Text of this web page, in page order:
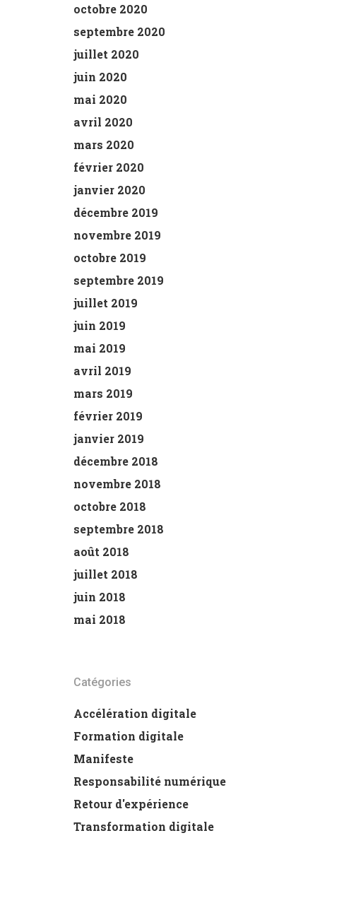
octobre 2020
septembre 2020
juillet 2020
juin 2020
mai 2020
avril 2020
mars 2020
février 2020
janvier 2020
décembre 2019
novembre 2019
octobre 2019
septembre 2019
juillet 2019
juin 2019
mai 2019
avril 2019
mars 2019
février 2019
janvier 2019
décembre 2018
novembre 2018
octobre 2018
septembre 2018
août 2018
juillet 2018
juin 2018
mai 2018
Catégories
Accélération digitale
Formation digitale
Manifeste
Responsabilité numérique
Retour d'expérience
Transformation digitale